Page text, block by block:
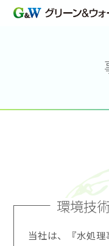
環境技
当社は、『水処